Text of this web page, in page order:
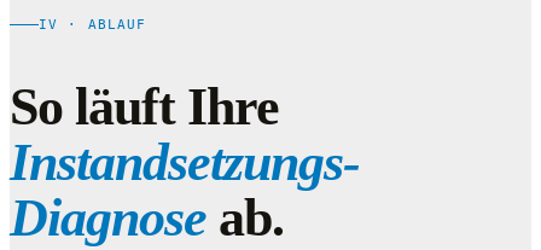
IV · ABLAUF
So läuft Ihre
Instandsetzungs-
Diagnose ab.